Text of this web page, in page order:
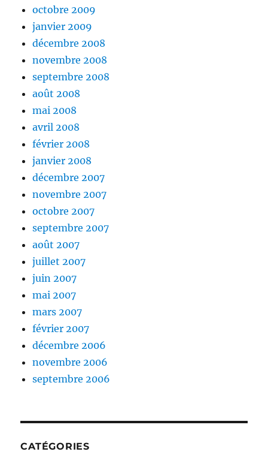
octobre 2009
janvier 2009
décembre 2008
novembre 2008
septembre 2008
août 2008
mai 2008
avril 2008
février 2008
janvier 2008
décembre 2007
novembre 2007
octobre 2007
septembre 2007
août 2007
juillet 2007
juin 2007
mai 2007
mars 2007
février 2007
décembre 2006
novembre 2006
septembre 2006
CATÉGORIES